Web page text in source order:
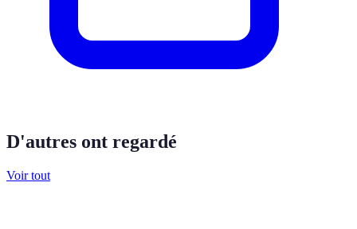
D'autres ont regardé
Voir tout